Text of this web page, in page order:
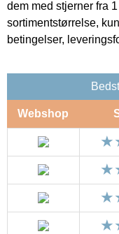
dem med stjerner fra
sortimentstørrelse,
betingelser,
Webshop